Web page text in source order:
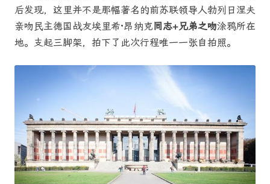
后发现，这里并不是那幅著名的前苏联领导人勃列日涅夫
亲吻民主德国战友埃里希·昂纳克同志+兄弟之吻涂鸦所在
地。支起三脚架，拍下了此次行程唯一一张自拍照。